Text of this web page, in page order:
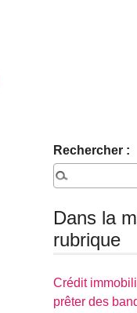
Rechercher :
Dans la
rubrique
Crédit
prêter des